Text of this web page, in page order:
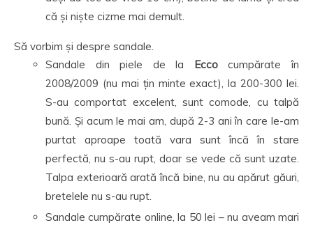
că și niște cizme mai demult.
Să vorbim și despre sandale.
Sandale din piele de la Eccocumpărate în
2008/2009 (nu mai țin minte exact), la 200-300 lei.
S-au comportat excelent, sunt comode, cu talpă
bună. Și acum le mai am, după 2-3 ani în care le-am
purtat aproape toată vara sunt încă în stare
perfectă, nu s-au rupt, doar se vede că sunt uzate.
Talpa exterioară arată încă bine, nu au apărut găuri,
bretelele nu s-au rupt.
Sandale cumpărate online, la 50 lei – nu aveam mari